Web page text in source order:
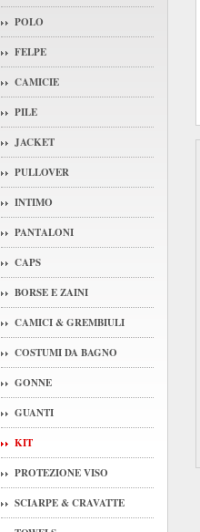
POLO
FELPE
CAMICIE
PILE
JACKET
PULLOVER
INTIMO
PANTALONI
CAPS
BORSE E ZAINI
CAMICI & GREMBIULI
COSTUMI DA BAGNO
GONNE
GUANTI
KIT
PROTEZIONE VISO
SCIARPE & CRAVATTE